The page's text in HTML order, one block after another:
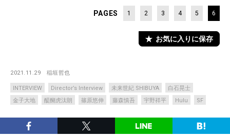
PAGES 1 2 3 4 5 6
お気に入りに保存
2021.11.29 稲垣哲也
INTERVIEW Director’s Interview 未来世紀 SHIBUYA
白石晃士
金子大地
醍醐虎汰朗 篠原悠伸 藤森慎吾 宇野祥平 Hulu SF